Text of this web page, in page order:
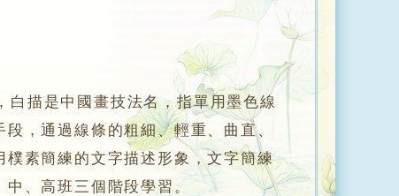
描是中國畫技法名，指單用墨色線
，通過線條的粗細、輕重、曲直、
素簡練的文字描述形象，文字簡練
、高班三個階段學習。